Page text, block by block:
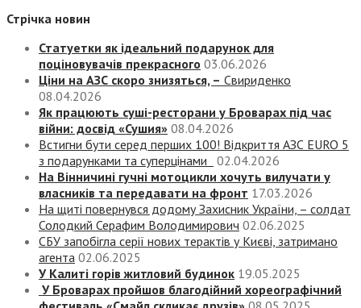
Стрічка новин
Статуетки як ідеальний подарунок для
поціновувачів прекрасного 03.06.2026
Ціни на АЗС скоро знизяться, – Свириденко
08.04.2026
Як працюють суші-ресторани у Броварах під час
війни: досвід «Сушия» 08.04.2026
Встигни бути серед перших 100! Відкриття АЗС EURO 5
з подарунками та суперцінами
02.04.2026
На Вінничині гучні мотоцикли хочуть вилучати у
власників та передавати на фронт 17.03.2026
На щиті повернувся додому Захисник України, – солдат
Солодкий Серафим Володимирович 02.06.2025
СБУ запобігла серії нових терактів у Києві, затримано
агента 02.06.2025
У Калиті горів житловий будинок 19.05.2025
У Броварах пройшов благодійний хореографічний